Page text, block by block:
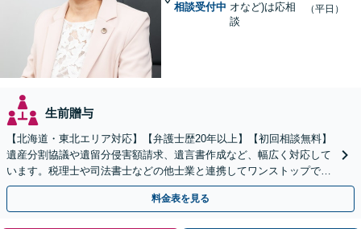
相談受付中 オなど)は応相
談
（平日）
生前贈与
【北海道・東北エリア対応】【弁護士歴20年以上】【初回相談無料】
遺産分割協議や遺留分侵害額請求、遺言書作成など、幅広く対応して
います。税理士や司法書士などの他士業と連携してワンストップでの
解決が可能です。ぜひご相談ください。
料金表を見る